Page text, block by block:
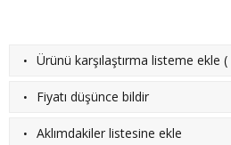
· Ürünü karşılaştırma listeme ekle (
· Fiyatı düşünce bildir
· Aklımdakiler listesine ekle